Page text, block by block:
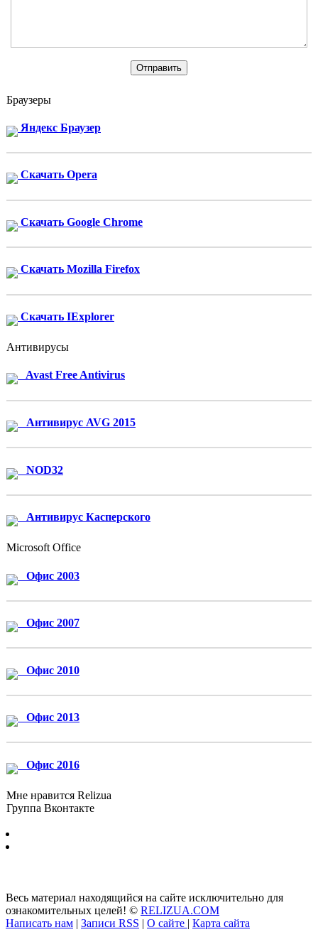
Браузеры
Яндекс Браузер
Скачать Opera
Скачать Google Chrome
Скачать Mozilla Firefox
Скачать IExplorer
Антивирусы
Avast Free Antivirus
Антивирус AVG 2015
NOD32
Антивирус Касперского
Microsoft Office
Офис 2003
Офис 2007
Офис 2010
Офис 2013
Офис 2016
Мне нравится Relizua
Группа Вконтакте
Весь материал находящийся на сайте исключительно для
ознакомительных целей! © RELIZUA.COM
Написать нам | Записи RSS | О сайте | Карта сайта